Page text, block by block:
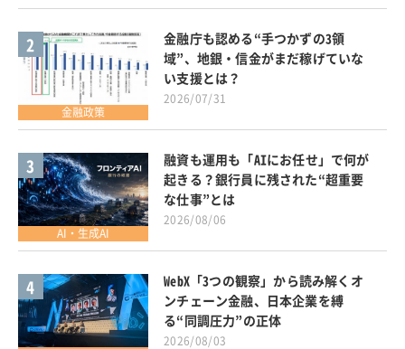
2
金融政策
金融庁も認める“手つかずの3領
域”、地銀・信金がまだ稼げていな
い支援とは？
2026/07/31
3
AI・生成AI
融資も運用も「AIにお任せ」で何が
起きる？銀行員に残された“超重要
な仕事”とは
2026/08/06
4
WebX「3つの観察」から読み解くオ
ンチェーン金融、日本企業を縛
る“同調圧力”の正体
2026/08/03